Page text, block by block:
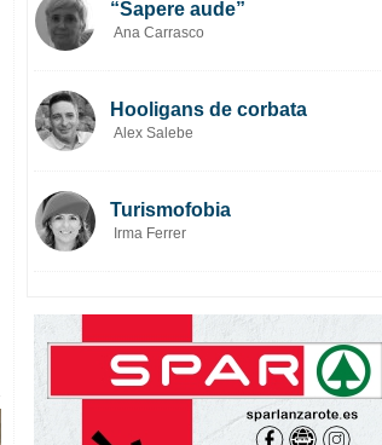
“Sapere aude”
Ana Carrasco
Hooligans de corbata
Alex Salebe
Turismofobia
Irma Ferrer